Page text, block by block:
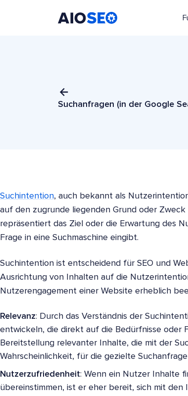
Suchanfragen (in der Google
Suchintention, auch bekannt als
auf den zugrunde liegenden Grund oder Zweck
repräsentiert das Ziel oder die Erwartung des
Frage in eine Suchmaschine eingibt.
Suchintention ist entscheidend für SEO und
Ausrichtung von Inhalten auf die
Nutzerengagement einer Website erheblich
Relevanz: Durch das Verständnis der
entwickeln, die direkt auf die Bedürfnisse oder
Bereitstellung relevanter Inhalte, die mit der
Wahrscheinlichkeit, für die gezielte
Nutzerzufriedenheit: Wenn ein Nutzer Inhalte
übereinstimmen, ist er eher bereit, sich mit